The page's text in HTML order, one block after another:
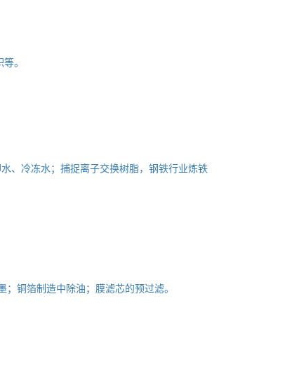
。
、冷冻水；捕捉离子交换树脂，钢铁行业炼铁
铜箔制造中除油；膜滤芯的预过滤。